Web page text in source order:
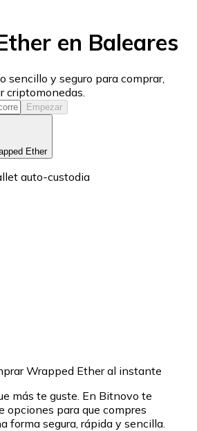
en Baleares
sencillo y seguro para comprar,
criptomonedas.
Empezar
Ether
auto-custodia
Wrapped Ether al instante
más te guste. En Bitnovo te
opciones para que compres
forma segura, rápida y sencilla.